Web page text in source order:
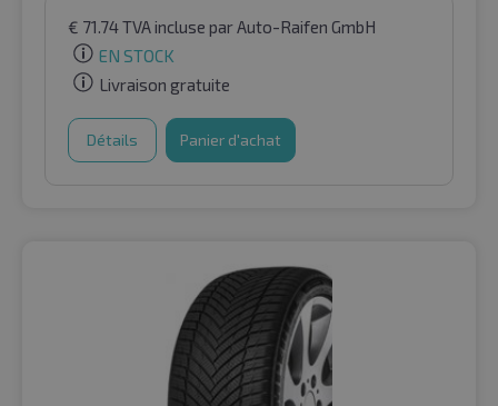
€ 71.74TVA incluse par Auto-Raifen GmbH
EN STOCK
Livraison gratuite
Détails Panier d'achat